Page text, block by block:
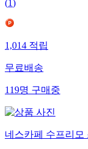
(1 )
1,014 적립
무료배송
119명 구매중
네스카페 수프리모